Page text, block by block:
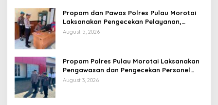
Propam dan Pawas Polres Pulau Morotai
Laksanakan Pengecekan Pelayanan,
Pastikan Masyarakat Mendapat
August 5, 2026
Propam Polres Pulau Morotai Laksanakan
Pengawasan dan Pengecekan Personel
Saat Apel Serah Terima Piket Fungsi
August 3, 2026